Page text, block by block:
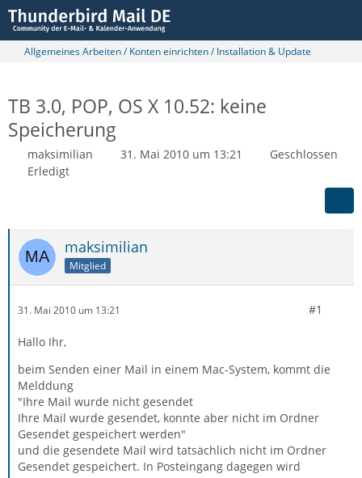
Allgemeines Arbeiten / Konten einrichten / Installation & Update
TB 3.0, POP, OS X 10.52: keine
Speicherung
maksimilian 31. Mai 2010 um 13:21
Geschlossen
Erledigt
maksimilian
Mitglied
31. Mai 2010 um 13:21 #1
Hallo Ihr,
beim Senden einer Mail in einem Mac-System, kommt die
Melddung
"Ihre Mail wurde nicht gesendet
Ihre Mail wurde gesendet, konnte aber nicht im Ordner
Gesendet gespeichert werden"
und die gesendete Mail wird tatsächlich nicht im Ordner
Gesendet gespeichert. In Posteingang dagegen wird